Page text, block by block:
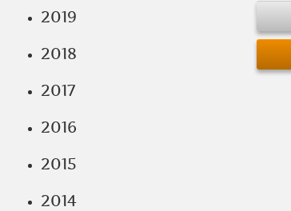
2019
2018
2017
2016
2015
2014